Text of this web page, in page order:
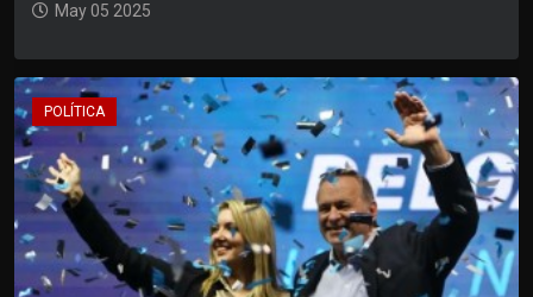
May 05 2025
POLÍTICA